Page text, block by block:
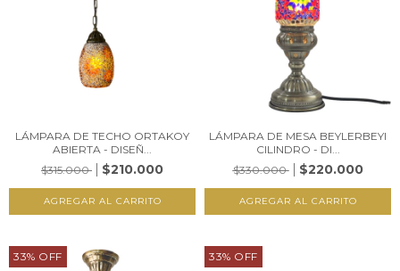
LÁMPARA DE TECHO ORTAKOY
ABIERTA - DISEÑ...
$315.000
$210.000
LÁMPARA DE MESA BEYLERBEYI
CILINDRO - DI...
$330.000
$220.000
33% OFF 33% OFF